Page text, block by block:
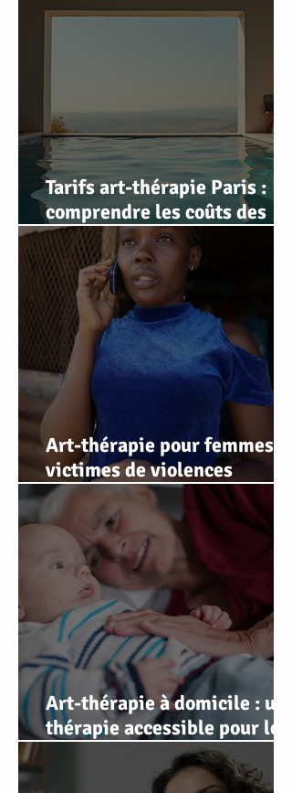
Tarifs art-thérapie Paris :
comprendre les coûts des
séances d'art-thérapie
Art-thérapie pour femmes
victimes de violences
conjugales
Art-thérapie à domicile : une
thérapie accessible pour les
personnes qui ne peuvent
pas se déplacer